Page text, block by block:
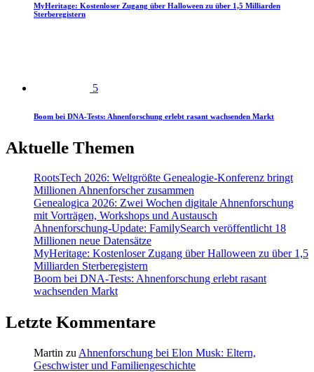
MyHeritage: Kostenloser Zugang über Halloween zu über 1,5 Milliarden
Sterberegistern
5
Boom bei DNA-Tests: Ahnenforschung erlebt rasant wachsenden Markt
Aktuelle Themen
RootsTech 2026: Weltgrößte Genealogie-Konferenz bringt
Millionen Ahnenforscher zusammen
Genealogica 2026: Zwei Wochen digitale Ahnenforschung
mit Vorträgen, Workshops und Austausch
Ahnenforschung-Update: FamilySearch veröffentlicht 18
Millionen neue Datensätze
MyHeritage: Kostenloser Zugang über Halloween zu über 1,5
Milliarden Sterberegistern
Boom bei DNA-Tests: Ahnenforschung erlebt rasant
wachsenden Markt
Letzte Kommentare
Martin zu Ahnenforschung bei Elon Musk: Eltern,
Geschwister und Familiengeschichte